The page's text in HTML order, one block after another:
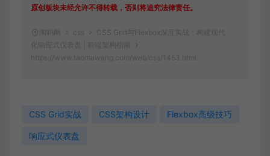
原创板块未经允许不得转载，否则将追究法律责任。
淘吗网 css
CSS Grid与Flexbox深度实战：构建现代
化响应式仪表盘 | 前端架构指南
https://www.taomawang.com/web/css/1453.html
CSS Grid实战 CSS架构设计 Flexbox高级技巧
响应式仪表盘